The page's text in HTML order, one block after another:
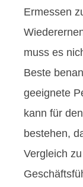
Ermessen
muss es
Beste
geeignete
kann für
bestehen,
Vergleich